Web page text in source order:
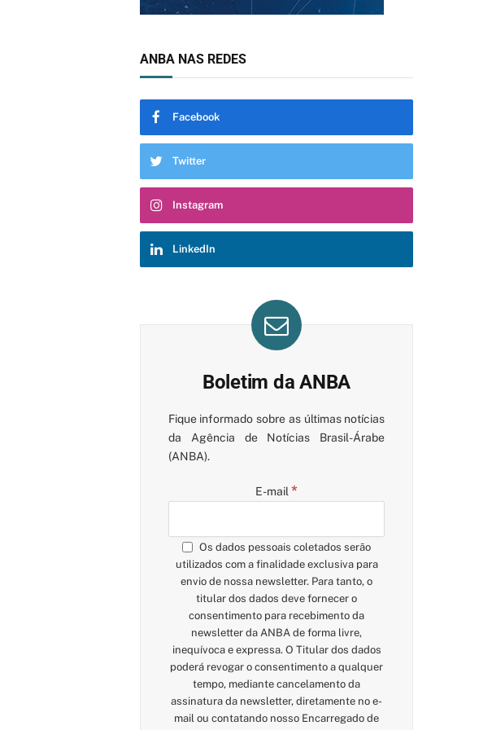
ANBA NAS REDES
Facebook
Twitter
Instagram
LinkedIn
Boletim da ANBA
Fique informado sobre as últimas notícias
da Agência de Notícias Brasil-Árabe
(ANBA).
E-mail *
Os dados pessoais coletados serão
utilizados com a finalidade exclusiva para
envio de nossa newsletter. Para tanto, o
titular dos dados deve fornecer o
consentimento para recebimento da
newsletter da ANBA de forma livre,
inequívoca e expressa. O Titular dos dados
poderá revogar o consentimento a qualquer
tempo, mediante cancelamento da
assinatura da newsletter, diretamente no e-
mail ou contatando nosso Encarregado de